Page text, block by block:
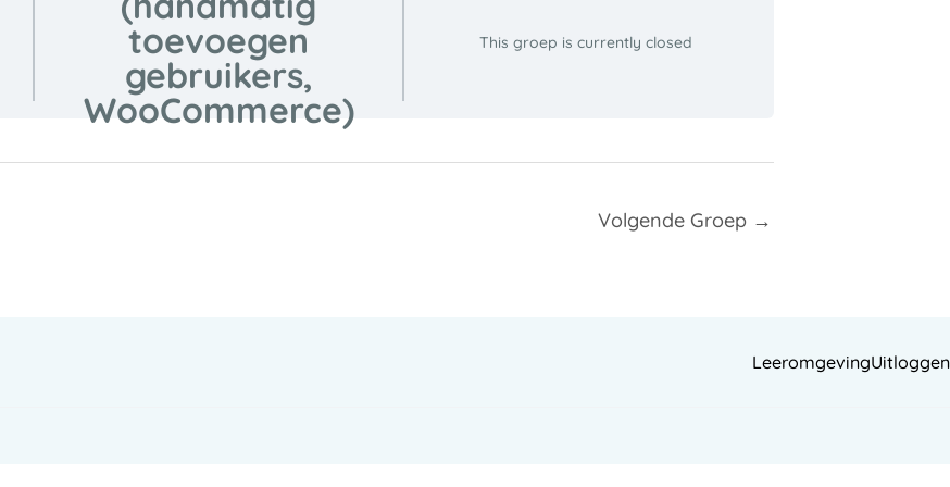
toevoegen
gebruikers,
WooCommerce)
This groep is currently closed
Volgende Groep →
LeeromgevingUitloggen